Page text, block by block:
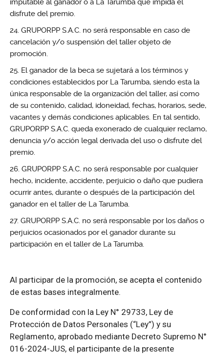
imputable al ganador o a La Tarumba que impida el
disfrute del premio.
GRUPORPP S.A.C. no será responsable en caso de
cancelación y/o suspensión del taller objeto de
promoción.
El ganador de la beca se sujetará a los términos y
condiciones establecidos por La Tarumba, siendo esta la
única responsable de la organización del taller, así como
de su contenido, calidad, idoneidad, fechas, horarios, sede,
vacantes y demás condiciones aplicables. En tal sentido,
GRUPORPP S.A.C. queda exonerado de cualquier reclamo,
denuncia y/o acción legal derivada del uso o disfrute del
premio.
GRUPORPP S.A.C. no será responsable por cualquier
hecho, incidente, accidente, perjuicio o daño que pudiera
ocurrir antes, durante o después de la participación del
ganador en el taller de La Tarumba.
GRUPORPP S.A.C. no será responsable por los daños o
perjuicios ocasionados por el ganador durante su
participación en el taller de La Tarumba.
Al participar de la promoción, se acepta el contenido
de estas bases integralmente.
De conformidad con la Ley N° 29733, Ley de
Protección de Datos Personales (“Ley”) y su
Reglamento, aprobado mediante Decreto Supremo N°
016-2024-JUS, el participante de la presente